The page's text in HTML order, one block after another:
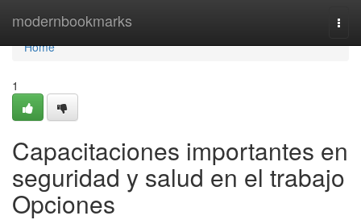
modernbookmarks
Home
Home
1
Capacitaciones importantes en
seguridad y salud en el trabajo
Opciones